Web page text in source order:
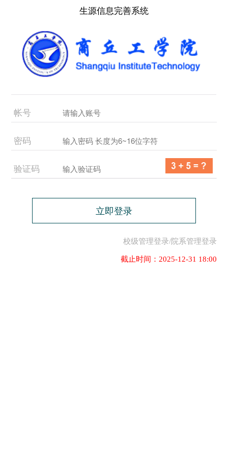
生源信息完善系统
帐号
密码
验证码
立即登录
院系管理登录
/
校级管理登录
截止时间：2025-12-31 18:00